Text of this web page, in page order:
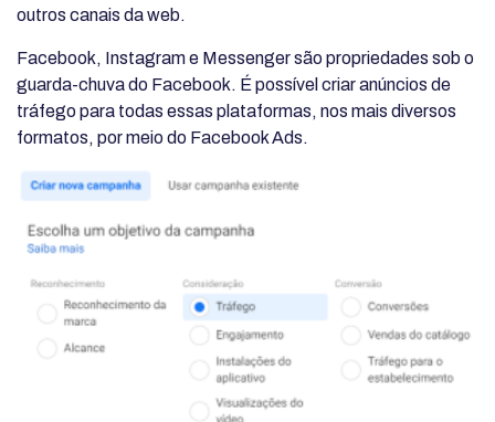
outros canais da web.
Facebook, Instagram e Messenger são propriedades sob o
guarda-chuva do Facebook. É possível criar anúncios de
tráfego para todas essas plataformas, nos mais diversos
formatos, por meio do Facebook Ads.